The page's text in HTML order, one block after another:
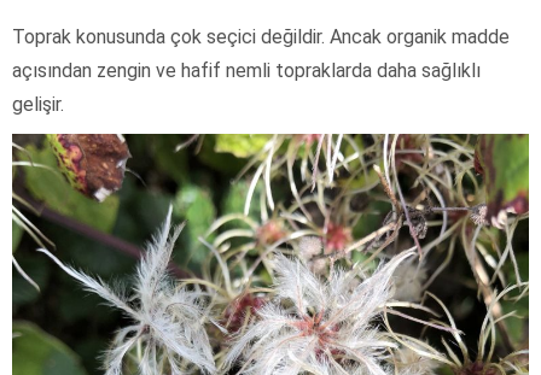
Toprak konusunda çok seçici değildir. Ancak organik madde
açısından zengin ve hafif nemli topraklarda daha sağlıklı
gelişir.